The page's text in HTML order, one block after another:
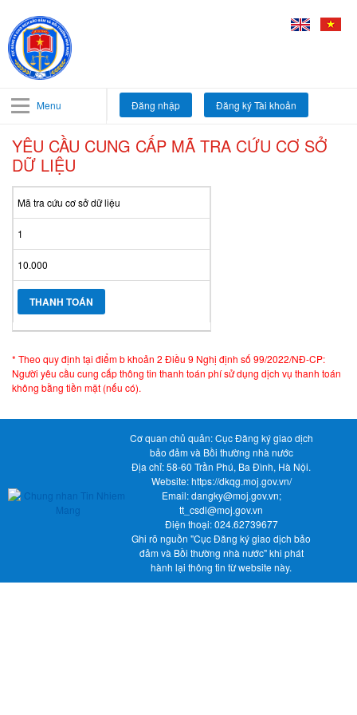
Menu Đăng nhập Đăng ký Tài khoản
YÊU CẦU CUNG CẤP MÃ TRA CỨU CƠ SỞ
DỮ LIỆU
Mã tra cứu cơ sở dữ liệu
1
10.000
THANH TOÁN
* Theo quy định tại điểm b khoản 2 Điều 9 Nghị định số 99/2022/NĐ-CP:
Người yêu cầu cung cấp thông tin thanh toán phí sử dụng dịch vụ thanh toán
không bằng tiền mặt (nếu có).
Cơ quan chủ quản:Cục Đăng ký giao dịch
bảo đảm và Bồi thường nhà nước
Địa chỉ: 58-60 Trần Phú, Ba Đình, Hà Nội.
Website: https://dkqg.moj.gov.vn/
Email: dangky@moj.gov.vn;
tt_csdl@moj.gov.vn
Điện thoại: 024.62739677
Ghi rõ nguồn "Cục Đăng ký giao dịch bảo
đảm và Bồi thường nhà nước" khi phát
hành lại thông tin từ website này.